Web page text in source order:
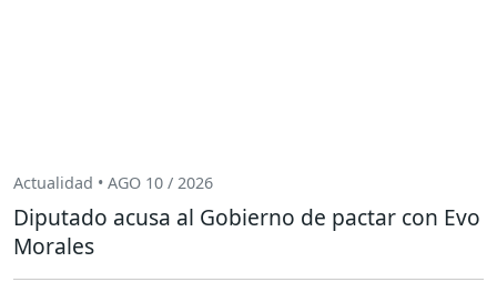
Actualidad • AGO 10 / 2026
Diputado acusa al Gobierno de pactar con Evo
Morales